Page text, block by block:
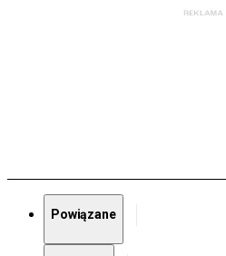
Powiązane